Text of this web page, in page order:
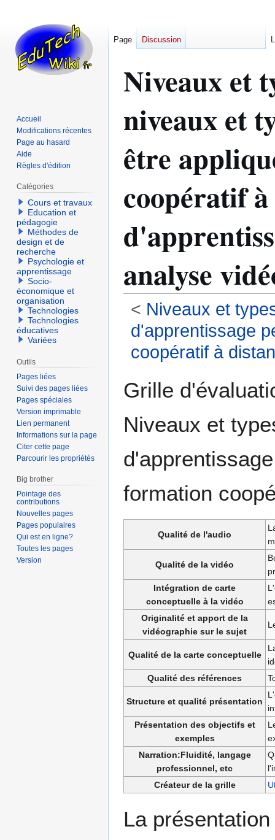
Niveaux et
niveaux et
être
coopératif
analyse
< Niveaux et
d'apprentissage
coopératif à
à
navigation
à
recherche
Grille
Niveaux et
formation
Qualité de l'audio
Qualité de la vidéo
Intégration de carte
conceptuelle à la vidéo
Originalité et apport de la
vidéographie sur le sujet
Qualité de la carte conceptuelle
Qualité des références
Structure et qualité présentation
Présentation des objectifs et
exemples
Narration:Fluidité, langage
professionnel, etc
Créateur de la grille
La
Page Discussion
Accueil
Modifications récentes
Page au hasard
Aide
Règles d'édition
Catégories
Cours et travaux
Education et
pédagogie
Méthodes de
design et de
recherche
Psychologie et
apprentissage
Socio-
économique et
organisation
Technologies
Technologies
éducatives
Variées
Outils
Pages liées
Suivi des pages liées
Pages spéciales
Version imprimable
Lien permanent
Informations sur la page
Citer cette page
Parcourir les propriétés
Big brother
Pointage des
contributions
Nouvelles pages
Pages populaires
Qui est en ligne?
Toutes les pages
Version